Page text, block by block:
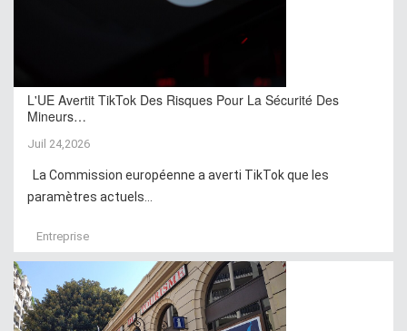
L'UE Avertit TikTok Des Risques Pour La Sécurité Des
Mineurs…
Juil 24,2026
La Commission européenne a averti TikTok que les
paramètres actuels...
Entreprise